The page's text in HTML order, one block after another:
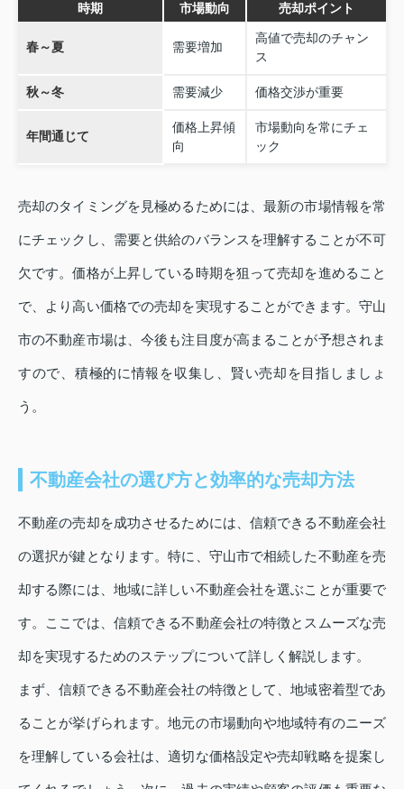
時期 市場動向 売却ポイント
春～夏 需要増加
高値で売却のチャン
ス
秋～冬 需要減少 価格交渉が重要
年間通じて
価格上昇傾
向
市場動向を常にチェ
ック
売却のタイミングを見極めるためには、最新の市場情報を常
にチェックし、需要と供給のバランスを理解することが不可
欠です。価格が上昇している時期を狙って売却を進めること
で、より高い価格での売却を実現することができます。守山
市の不動産市場は、今後も注目度が高まることが予想されま
すので、積極的に情報を収集し、賢い売却を目指しましょ
う。
不動産会社の選び方と効率的な売却方法
不動産の売却を成功させるためには、信頼できる不動産会社
の選択が鍵となります。特に、守山市で相続した不動産を売
却する際には、地域に詳しい不動産会社を選ぶことが重要で
す。ここでは、信頼できる不動産会社の特徴とスムーズな売
却を実現するためのステップについて詳しく解説します。
まず、信頼できる不動産会社の特徴として、地域密着型であ
ることが挙げられます。地元の市場動向や地域特有のニーズ
を理解している会社は、適切な価格設定や売却戦略を提案し